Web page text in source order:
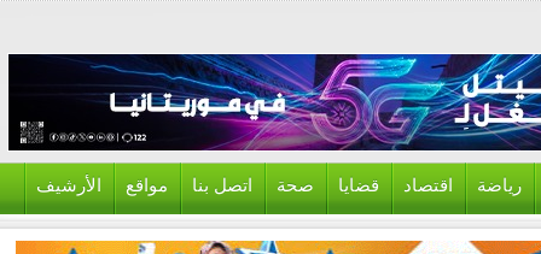
اقتصاد قضايا صحة اتصل بنا مواقع الأرشيف